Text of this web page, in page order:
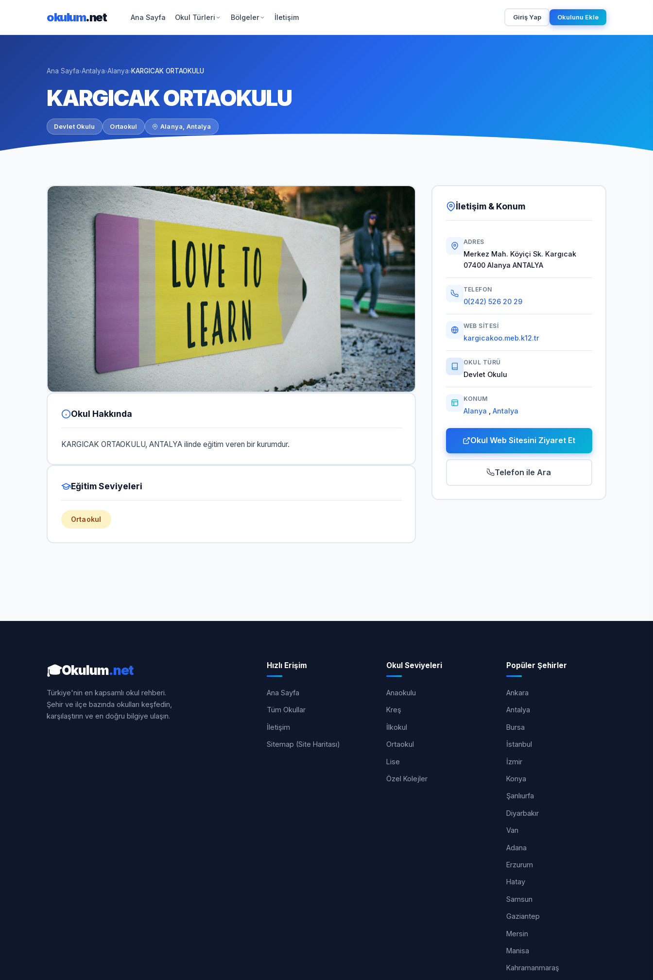
okulum.net Ana Sayfa Okul Türleri Bölgeler İletişim Giriş Yap Okulunu Ekle
Ana Sayfa›Antalya›Alanya› KARGICAK ORTAOKULU
KARGICAK ORTAOKULU
Devlet Okulu Ortaokul Alanya, Antalya
Okul Hakkında
KARGICAK ORTAOKULU, ANTALYA ilinde eğitim veren bir kurumdur.
Eğitim Seviyeleri
Ortaokul
İletişim & Konum
ADRES
Merkez Mah. Köyiçi Sk. Kargıcak
07400 Alanya ANTALYA
TELEFON
0(242) 526 20 29
WEB SITESI
kargicakoo.meb.k12.tr
OKUL TÜRÜ
Devlet Okulu
KONUM
Alanya Antalya
Okul Web Sitesini Ziyaret Et
Telefon ile Ara
🎓Okulum.net
Türkiye'nin en kapsamlı okul rehberi.
Şehir ve ilçe bazında okulları keşfedin,
karşılaştırın ve en doğru bilgiye ulaşın.
Hızlı Erişim
Ana Sayfa
Tüm Okullar
İletişim
Sitemap (Site Haritası)
Okul Seviyeleri
Anaokulu
Kreş
İlkokul
Ortaokul
Lise
Özel Kolejler
Popüler Şehirler
Ankara
Antalya
Bursa
İstanbul
İzmir
Konya
Şanlıurfa
Diyarbakır
Van
Adana
Erzurum
Hatay
Samsun
Gaziantep
Mersin
Manisa
Kahramanmaraş